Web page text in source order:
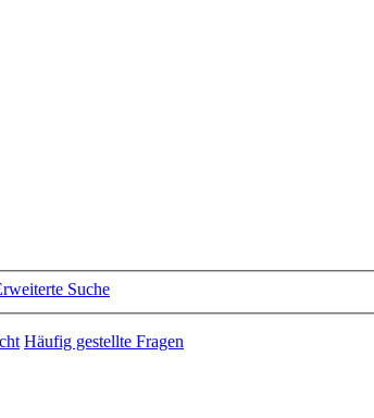
Suche
Häufig gestellte Fragen